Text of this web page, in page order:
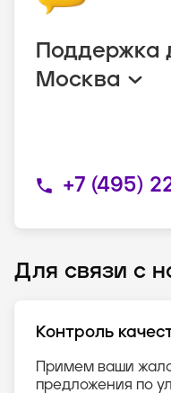
Поддержка
Москва
+7 (495)
Для связи с
Контроль
Примем ваши
предложения по